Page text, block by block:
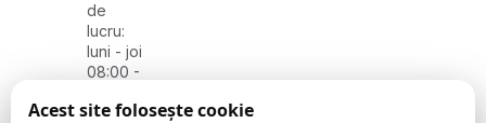
de
lucru:
luni - joi
08:00 -
vineri
Acest site folosește cookie